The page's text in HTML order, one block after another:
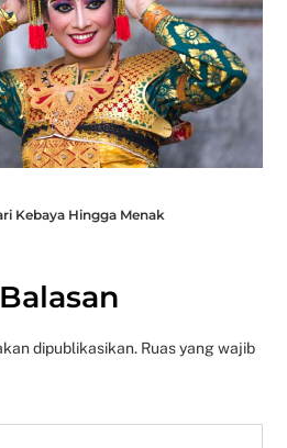
Kebaya Hingga Menak
dipublikasikan. Ruas yang wajib